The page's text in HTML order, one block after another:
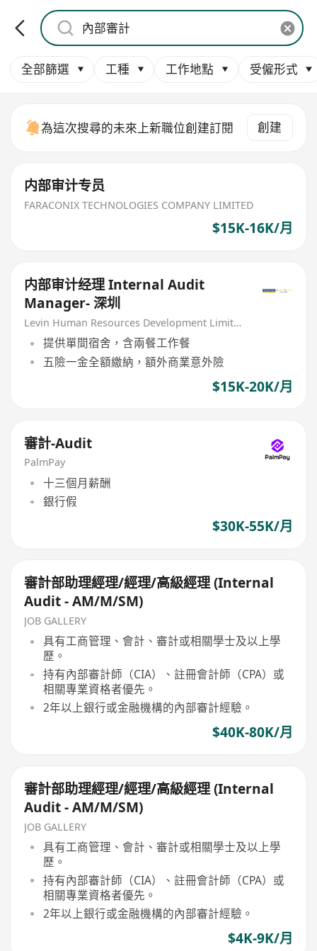
全部篩選 工種 工作地點 受僱形式
為這次搜尋的未來上新職位創建訂閱 創建
内部审计专员
FARACONIX TECHNOLOGIES COMPANY LIMITED
$15K-16K/月
内部审计经理 Internal Audit
Manager- 深圳
Levin Human Resources Development Limited
提供單間宿舍，含兩餐工作餐
五險一金全額繳納，額外商業意外險
$15K-20K/月
審計-Audit
PalmPay
十三個月薪酬
銀行假
$30K-55K/月
審計部助理經理/經理/高級經理 (Internal
Audit - AM/M/SM)
JOB GALLERY
具有工商管理、會計、審計或相關學士及以上學
歷。
持有內部審計師（CIA）、註冊會計師（CPA）或
相關專業資格者優先。
2年以上銀行或金融機構的內部審計經驗。
$40K-80K/月
審計部助理經理/經理/高級經理 (Internal
Audit - AM/M/SM)
JOB GALLERY
具有工商管理、會計、審計或相關學士及以上學
歷。
持有內部審計師（CIA）、註冊會計師（CPA）或
相關專業資格者優先。
2年以上銀行或金融機構的內部審計經驗。
$4K-9K/月